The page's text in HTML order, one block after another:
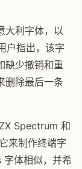
大利字体，以
户指出，该字
缺少撤销和重
删除最后一条
Spectrum 和
来制作终端字
体相似，并希